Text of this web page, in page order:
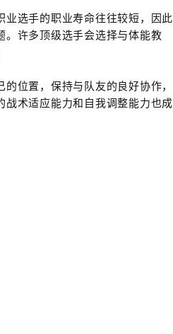
业选手的职业寿命往往较短，因此
。许多顶级选手会选择与体能教
位置，保持与队友的良好协作，
术适应能力和自我调整能力也成